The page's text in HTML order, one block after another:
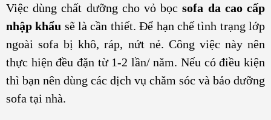
Việc dùng chất dưỡng cho vỏ bọcsofa da cao cấp
nhập khẩu sẽ là cần thiết. Để hạn chế tình trạng lớp
ngoài sofa bị khô, ráp, nứt nẻ. Công việc này nên
thực hiện đều đặn từ 1-2 lần/ năm. Nếu có điều kiện
thì bạn nên dùng các dịch vụ chăm sóc và bảo dưỡng
sofa tại nhà.